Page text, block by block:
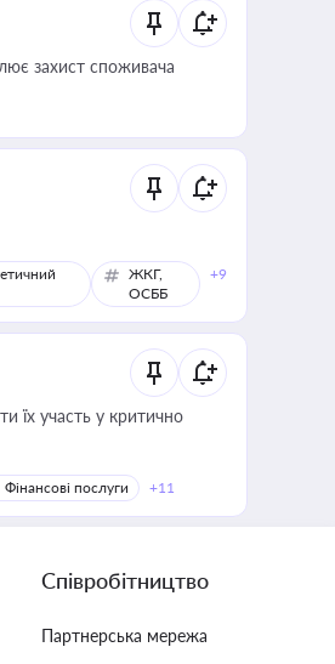
захист споживача
ЖКГ,
ОСББ
+9
їх участь у критично
Фінансові послуги +11
Співробітництво
Партнерська мережа